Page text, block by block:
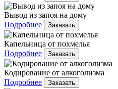
Вывод из запоя на дому
Подробнее
Заказать
Капельница от похмелья
Подробнее
Заказать
Кодирование от алкоголизма
Подробнее
Заказать